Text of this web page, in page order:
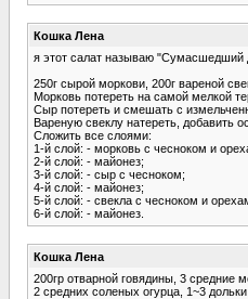
Кошка Лена
я этот салат называю "Сумасшедший
250г сырой моркови, 200г вареной
Морковь потереть на самой мелкой
Сыр потереть и смешать с
Вареную свеклу натереть, добавить
Сложить все слоями:
1-й слой: - морковь с чесноком и
2-й слой: - майонез;
3-й слой: - сыр с чесноком;
4-й слой: - майонез;
5-й слой: - свекла с чесноком и
6-й слой: - майонез.
Кошка Лена
200гр отварной говядины, 3 средние
2 средних соленых огурца, 1~3